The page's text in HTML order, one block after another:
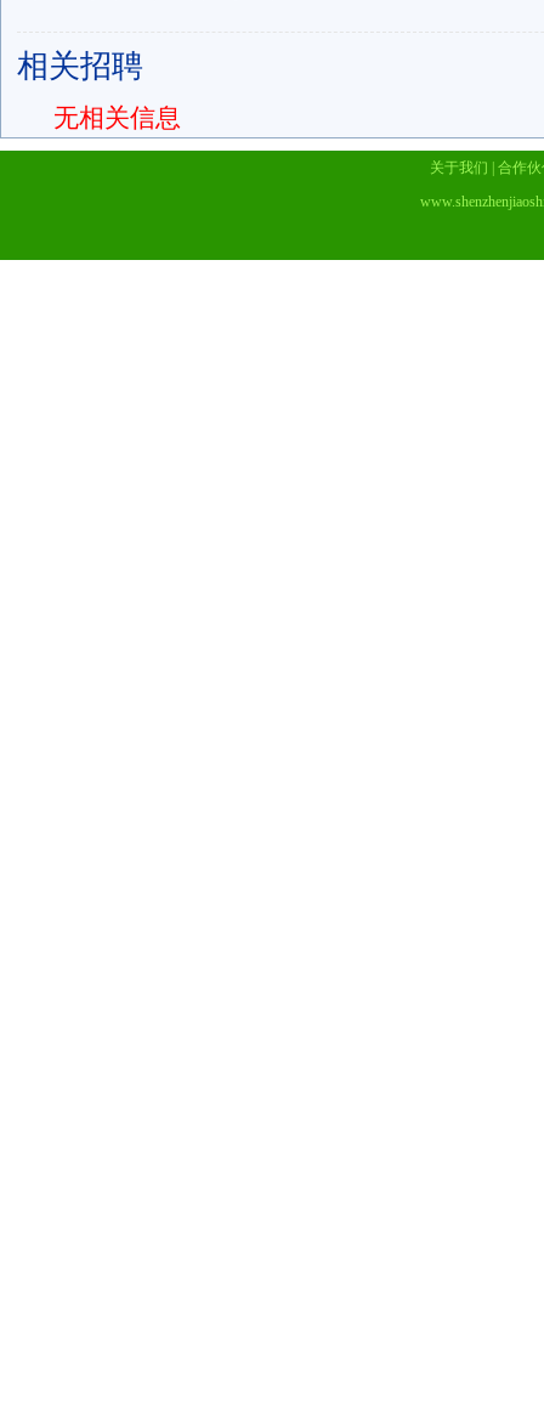
相关招聘
无相关信息
关于我们 | 合作